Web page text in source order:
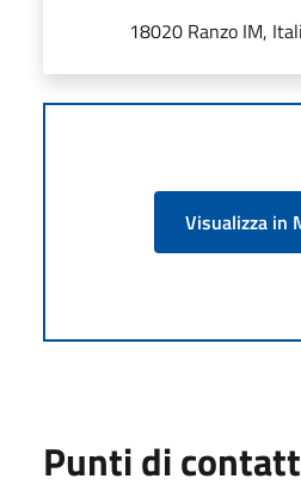
18020 Ranzo IM,
Visualizza in
Punti di